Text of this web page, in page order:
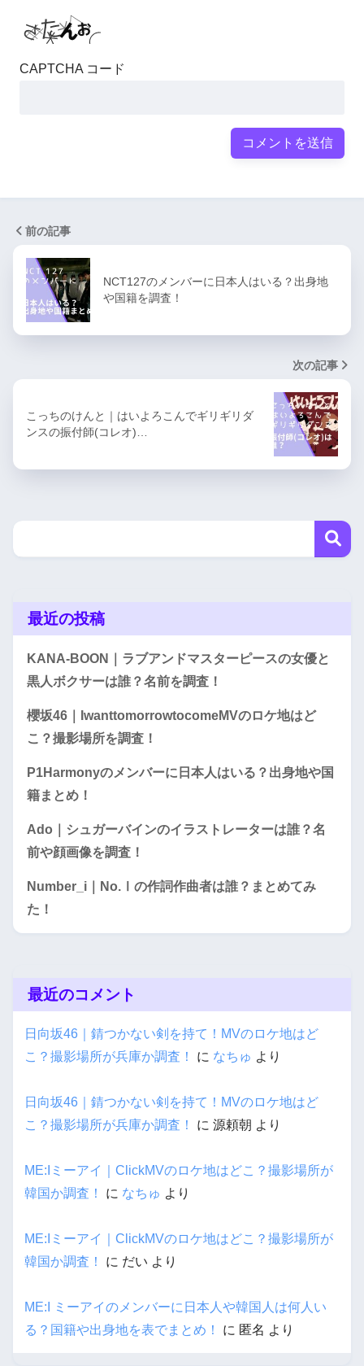
CAPTCHA コード
前の記事
NCT127のメンバーに日本人はいる？出身地
や国籍を調査！
次の記事
こっちのけんと｜はいよろこんでギリギリダ
ンスの振付師(コレオ)…
最近の投稿
KANA-BOON｜ラブアンドマスターピースの女優と
黒人ボクサーは誰？名前を調査！
櫻坂46｜IwanttomorrowtocomeMVのロケ地はど
こ？撮影場所を調査！
P1Harmonyのメンバーに日本人はいる？出身地や国
籍まとめ！
Ado｜シュガーバインのイラストレーターは誰？名
前や顔画像を調査！
Number_i｜No.Ⅰの作詞作曲者は誰？まとめてみ
た！
最近のコメント
日向坂46｜錆つかない剣を持て！MVのロケ地はど
こ？撮影場所が兵庫か調査！
に なちゅ より
日向坂46｜錆つかない剣を持て！MVのロケ地はど
こ？撮影場所が兵庫か調査！
に 源頼朝 より
ME:Iミーアイ｜ClickMVのロケ地はどこ？撮影場所が
韓国か調査！
に なちゅ より
ME:Iミーアイ｜ClickMVのロケ地はどこ？撮影場所が
韓国か調査！
に だい より
ME:I ミーアイのメンバーに日本人や韓国人は何人い
る？国籍や出身地を表でまとめ！
に 匿名 より